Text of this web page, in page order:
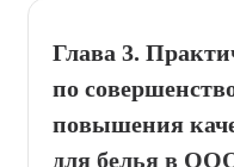
Глава 3.
по
повышения
для белья в